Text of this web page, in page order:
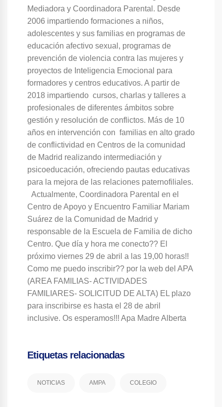
Mediadora y Coordinadora Parental. Desde
2006 impartiendo formaciones a niños,
adolescentes y sus familias en programas de
educación afectivo sexual, programas de
prevención de violencia contra las mujeres y
proyectos de Inteligencia Emocional para
formadores y centros educativos. A partir de
2018 impartiendo cursos, charlas y talleres a
profesionales de diferentes ámbitos sobre
gestión y resolución de conflictos. Más de 10
años en intervención con familias en alto grado
de conflictividad en Centros de la comunidad
de Madrid realizando intermediación y
psicoeducación, ofreciendo pautas educativas
para la mejora de las relaciones paternofiliales.
Actualmente, Coordinadora Parental en el
Centro de Apoyo y Encuentro Familiar Mariam
Suárez de la Comunidad de Madrid y
responsable de la Escuela de Familia de dicho
Centro. Que día y hora me conecto?? El
próximo viernes 29 de abril a las 19,00 horas!!
Como me puedo inscribir?? por la web del APA
(AREA FAMILIAS- ACTIVIDADES
FAMILIARES- SOLICITUD DE ALTA) EL plazo
para inscribirse es hasta el 28 de abril
inclusive. Os esperamos!!! Apa Madre Alberta
Etiquetas relacionadas
NOTICIAS AMPA COLEGIO